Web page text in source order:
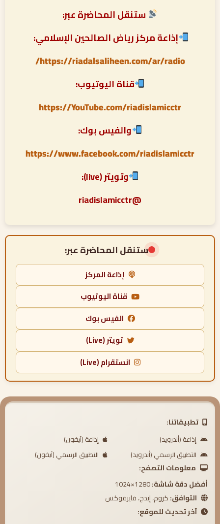
ستنقل المحاضرة عبر:
إذاعة مركز رياض الصالحين الإسلامي:
https://riadalsaliheen.com/ar/radio/
قناة اليوتيوب:
https://YouTube.com/riadislamicctr
والفيس بوك:
https://www.facebook.com/riadislamicctr
وتويتر (live):
@riadislamicctr
ستنقل المحاضرة عبر:
إذاعة المركز
قناة اليوتيوب
الفيس بوك
تويتر (Live)
انستقرام (Live)
تطبيقاتنا:
إذاعة (أندرويد)
إذاعة (آيفون)
التطبيق الرسمي (أندرويد)
التطبيق الرسمي (آيفون)
معلومات التصفح:
أفضل دقة شاشة:
التوافق:كروم، إيدج، فايرفوكس
آخر تحديث للموقع: